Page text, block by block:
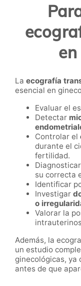
La ecografía
esencial en
Evaluar el
Detectar
Controlar el
durante el
fertilidad.
Diagnosticar
su correcta
Identificar
Investigar
o
Valorar la
Además, la
un estudio
ginecológicas, ya
antes de que